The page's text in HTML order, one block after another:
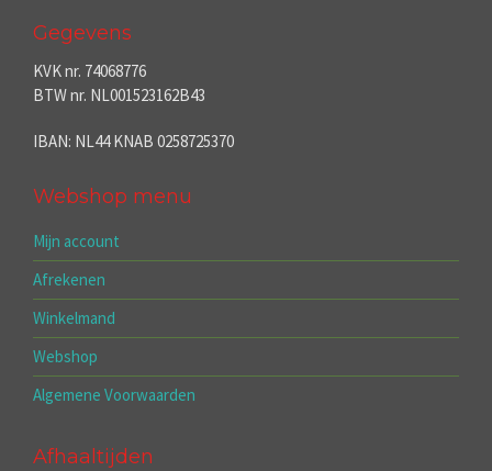
Gegevens
KVK nr. 74068776
BTW nr. NL001523162B43
IBAN: NL44 KNAB 0258725370
Webshop menu
Mijn account
Afrekenen
Winkelmand
Webshop
Algemene Voorwaarden
Afhaaltijden